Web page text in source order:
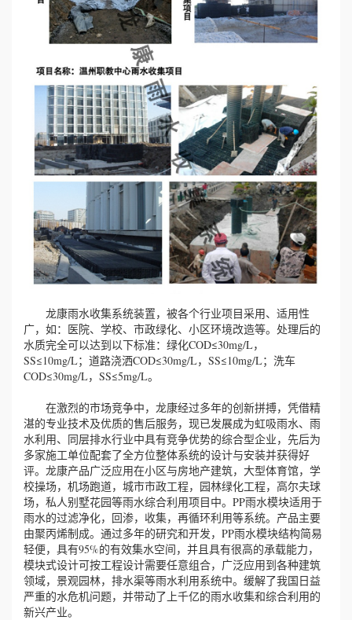
龙康雨水收集系统装置，被各个行业项目采用、适用性
广，如：医院、学校、市政绿化、小区环境改造等。处理后的
水质完全可以达到以下标准：绿化COD≤30mg/L，
SS≤10mg/L；道路浇洒COD≤30mg/L，SS≤10mg/L；洗车
COD≤30mg/L，SS≤5mg/L。
在激烈的市场竞争中，龙康经过多年的创新拼搏，凭借精
湛的专业技术及优质的售后服务，现已发展成为虹吸雨水、雨
水利用、同层排水行业中具有竞争优势的综合型企业，先后为
多家施工单位配套了全方位整体系统的设计与安装并获得好
评。龙康产品广泛应用在小区与房地产建筑，大型体育馆，学
校操场，机场跑道，城市市政工程，园林绿化工程，高尔夫球
场，私人别墅花园等雨水综合利用项目中。PP雨水模块适用于
雨水的过滤净化，回渗，收集，再循环利用等系统。产品主要
由聚丙烯制成。通过多年的研究和开发，PP雨水模块结构简易
轻便，具有95%的有效集水空间，并且具有很高的承载能力，
模块式设计可按工程设计需要任意组合，广泛应用到各种建筑
领域，景观园林，排水渠等雨水利用系统中。缓解了我国日益
严重的水危机问题，并带动了上千亿的雨水收集和综合利用的
新兴产业。